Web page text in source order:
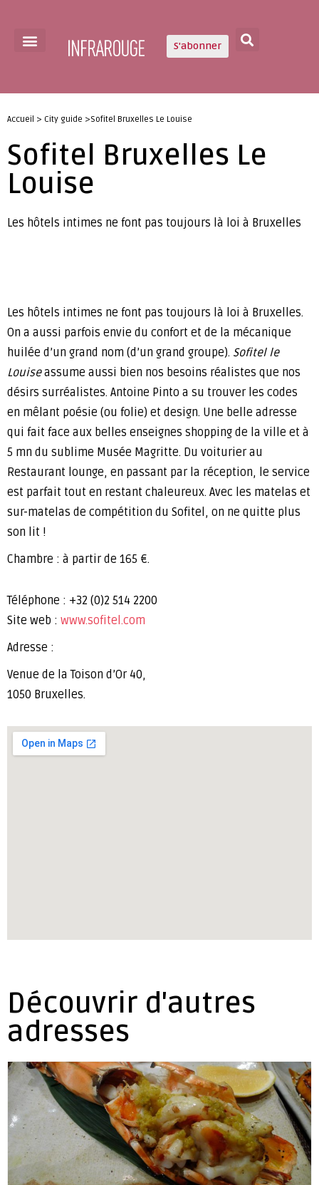
S'abonner
Accueil > City guide >Sofitel Bruxelles Le Louise
Sofitel Bruxelles Le
Louise
Les hôtels intimes ne font pas toujours là loi à Bruxelles
Les hôtels intimes ne font pas toujours là loi à Bruxelles.
On a aussi parfois envie du confort et de la mécanique
huilée d’un grand nom (d’un grand groupe). Sofitel le
Louiseassume aussi bien nos besoins réalistes que nos
désirs surréalistes. Antoine Pinto a su trouver les codes
en mêlant poésie (ou folie) et design. Une belle adresse
qui fait face aux belles enseignes shopping de la ville et à
5 mn du sublime Musée Magritte. Du voiturier au
Restaurant lounge, en passant par la réception, le service
est parfait tout en restant chaleureux. Avec les matelas et
sur-matelas de compétition du Sofitel, on ne quitte plus
son lit !
Chambre : à partir de 165 €.
Téléphone : +32 (0)2 514 2200
Site web : www.sofitel.com
Adresse :
Venue de la Toison d’Or 40,
1050 Bruxelles.
Découvrir d'autres
adresses